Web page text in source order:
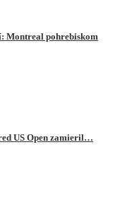
Montreal pohrebiskom
US Open zamieril…